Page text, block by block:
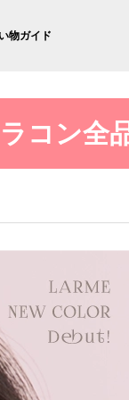
物ガイド
コン全